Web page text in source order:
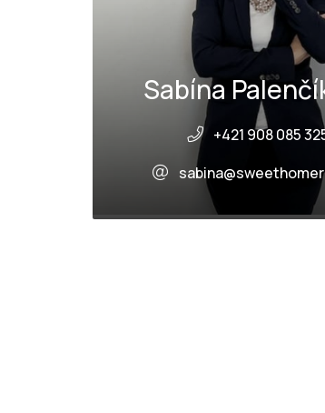
Sabína
+421 908 085